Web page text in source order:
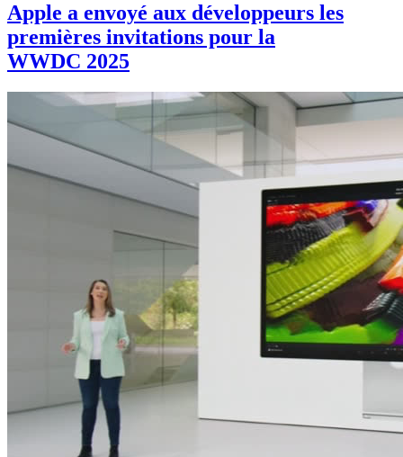
Apple a envoyé aux développeurs les
premières invitations pour la
WWDC 2025